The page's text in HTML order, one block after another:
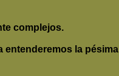
complejos.
entenderemos la pésima